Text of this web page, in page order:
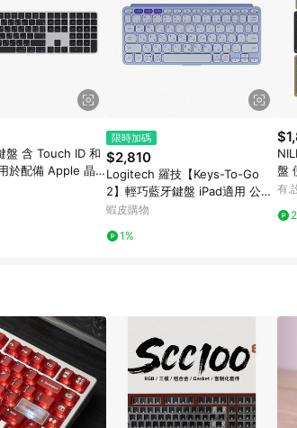
盤 含 Touch ID 和
於配備 Apple 晶
中文注音 黑色按
限時加碼
$2,810
Logitech 羅技【Keys-To-Go
2】輕巧藍牙鍵盤 iPad適用 公司
貨 石墨黑/淺灰色/丁香紫
蝦皮購物
1%
盤
有.